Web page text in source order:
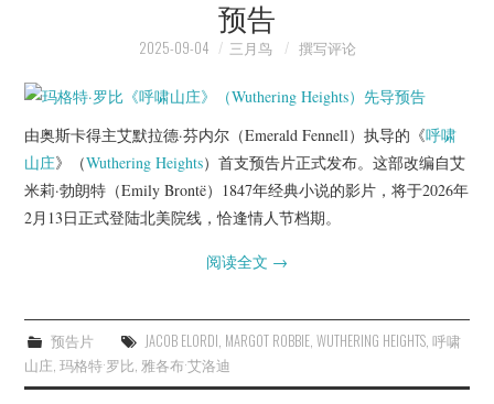
预告
2025-09-04 三月鸟 撰写评论
由奥斯卡得主艾默拉德·芬内尔（Emerald Fennell）执导的《呼啸
山庄》（Wuthering Heights）首支预告片正式发布。这部改编自艾
米莉·勃朗特（Emily Brontë）1847年经典小说的影片，将于2026年
2月13日正式登陆北美院线，恰逢情人节档期。
阅读全文 →
预告片 JACOB ELORDI MARGOT ROBBIE, WUTHERING HEIGHTS, 呼啸
山庄 ,玛格特·罗比 雅各布·艾洛迪